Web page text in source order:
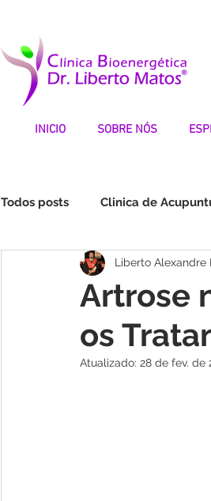
INICIO SOBRE NÓS
Todos posts Clinica de
Fibromialgia | Testemunhos
STOP DEPRESSÃO |
Artrose
os
Liberto Alexandre
Atualizado: 28 de fev. de